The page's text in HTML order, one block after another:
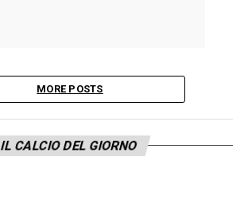
MORE POSTS
IL CALCIO DEL GIORNO